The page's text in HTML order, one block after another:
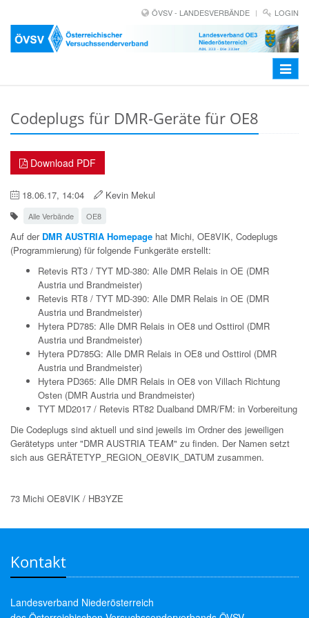
ÖVSV - LANDESVERBÄNDE LOGIN
Toggle
Codeplugs für DMR-Geräte für OE8
Download PDF
18.06.17, 14:04 Kevin Mekul
Alle Verbände OE8
Auf der DMR AUSTRIA Homepage hat Michi, OE8VIK, Codeplugs
(Programmierung) für folgende Funkgeräte erstellt:
Retevis RT3 / TYT MD-380: Alle DMR Relais in OE (DMR
Austria und Brandmeister)
Retevis RT8 / TYT MD-390: Alle DMR Relais in OE (DMR
Austria und Brandmeister)
Hytera PD785: Alle DMR Relais in OE8 und Osttirol (DMR
Austria und Brandmeister)
Hytera PD785G: Alle DMR Relais in OE8 und Osttirol (DMR
Austria und Brandmeister)
Hytera PD365: Alle DMR Relais in OE8 von Villach Richtung
Osten (DMR Austria und Brandmeister)
TYT MD2017 / Retevis RT82 Dualband DMR/FM: in Vorbereitung
Die Codeplugs sind aktuell und sind jeweils im Ordner des jeweiligen
Gerätetyps unter "DMR AUSTRIA TEAM" zu finden. Der Namen setzt
sich aus GERÄTETYP_REGION_OE8VIK_DATUM zusammen.
73 Michi OE8VIK / HB3YZE
Kontakt
Landesverband Niederösterreich